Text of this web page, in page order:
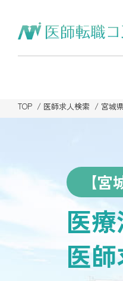
TOP 医師求人検索 宮城県
【
医
医